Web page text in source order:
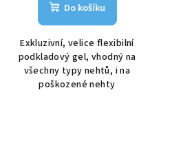
Do košíku
Exkluzivní, velice flexibilní
podkladový gel, vhodný na
všechny typy nehtů, i na
poškozené nehty